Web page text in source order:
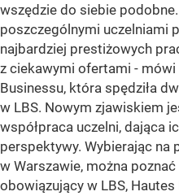
wszędzie do siebie
poszczególnymi uczelniami
najbardziej prestiżowych
z ciekawymi ofertami - mówi
Businessu, która spędziła
w LBS. Nowym zjawiskiem
współpraca uczelni, dająca
perspektywy. Wybierając na
w Warszawie, można
obowiązujący w LBS,